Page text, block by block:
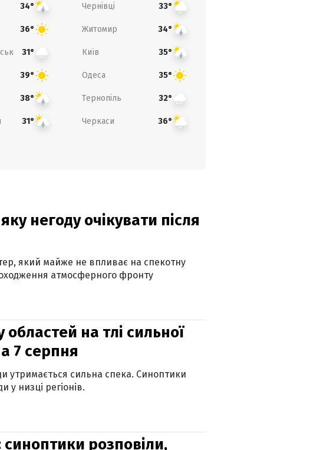
34° Чернівці 33°
36° Житомир 34°
31° Київ 35°
39° Одеса 35°
38° Тернопіль 32°
31° Черкаси 36°
негоду очікувати після
який майже не впливає на спекотну
атмосферного фронту
на тлі сильної
7 серпня
утримається сильна спека. Синоптики
у низці регіонів.
розповіли,